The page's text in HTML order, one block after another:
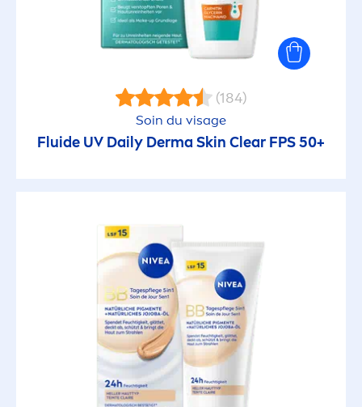
(184)
Soin du visage
Fluide UV Daily DermaSkin Clear FPS 50+